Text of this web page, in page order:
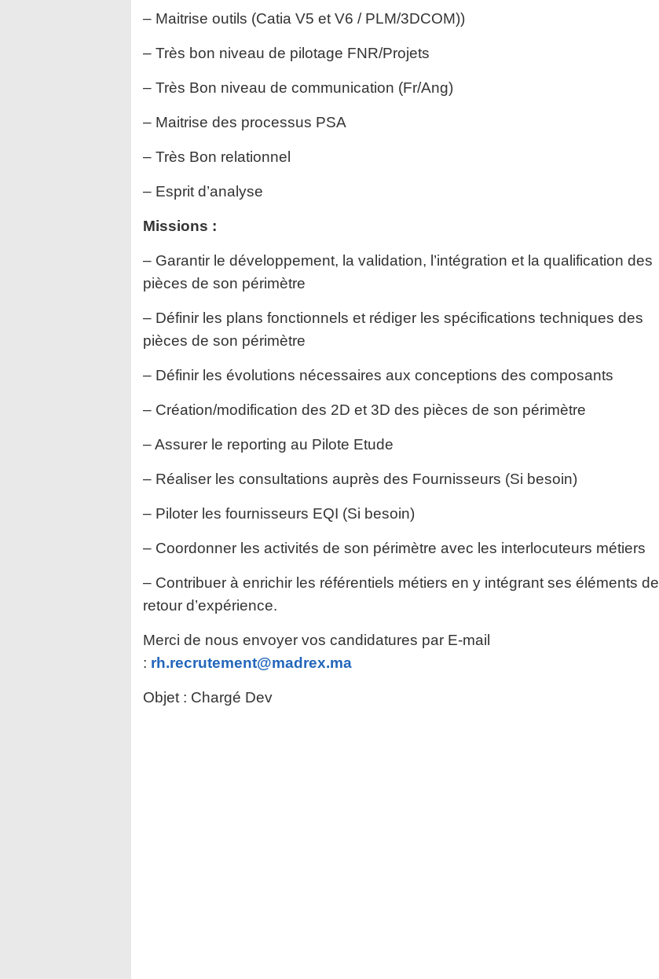
– Maitrise outils (Catia V5 et V6 / PLM/3DCOM))
– Très bon niveau de pilotage FNR/Projets
– Très Bon niveau de communication (Fr/Ang)
– Maitrise des processus PSA
– Très Bon relationnel
– Esprit d’analyse
Missions :
– Garantir le développement, la validation, l’intégration et la qualification des
pièces de son périmètre
– Définir les plans fonctionnels et rédiger les spécifications techniques des
pièces de son périmètre
– Définir les évolutions nécessaires aux conceptions des composants
– Création/modification des 2D et 3D des pièces de son périmètre
– Assurer le reporting au Pilote Etude
– Réaliser les consultations auprès des Fournisseurs (Si besoin)
– Piloter les fournisseurs EQI (Si besoin)
– Coordonner les activités de son périmètre avec les interlocuteurs métiers
– Contribuer à enrichir les référentiels métiers en y intégrant ses éléments de
retour d’expérience.
Merci de nous envoyer vos candidatures par E-mail
: rh.recrutement@madrex.ma
Objet : Chargé Dev